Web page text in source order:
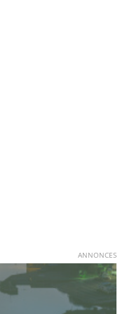
ANNONCES